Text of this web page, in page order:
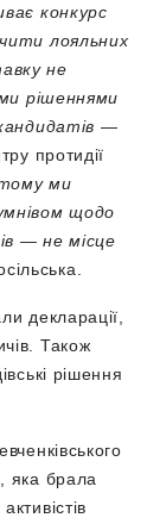
конкурс
лояльних
не
рішеннями
—
протидії
ми
щодо
— не місце
декларації,
Також
рішення
, яка брала
активістів